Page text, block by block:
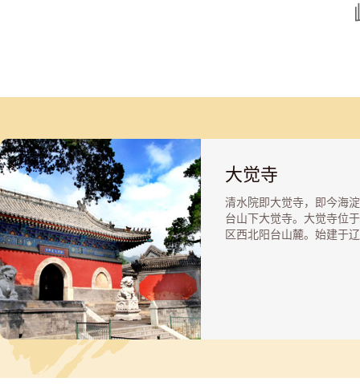
大觉寺
清水院即大觉寺，即今海
台山下大觉寺。大觉寺位
区西北阳台山麓。始建于